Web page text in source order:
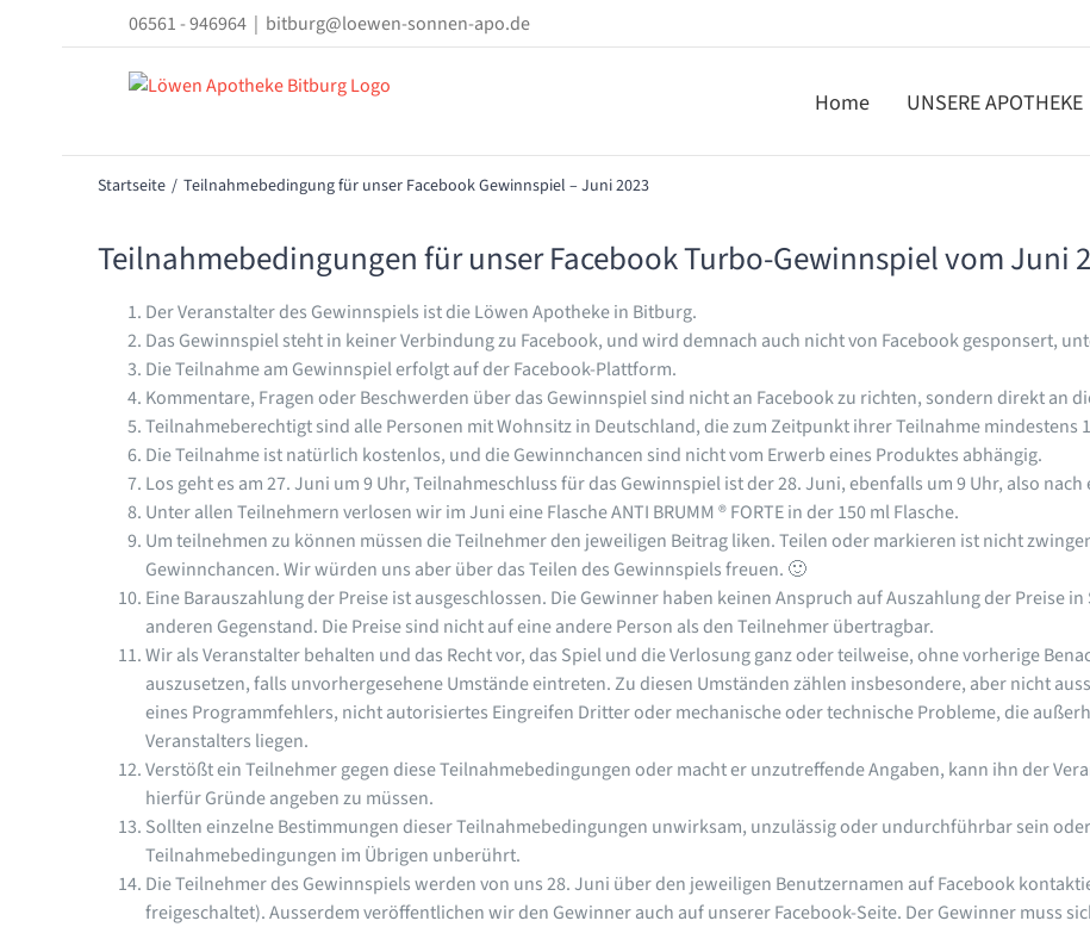
06561 - 946964 | bitburg@loewen-sonnen-apo.de
Home UNSERE APOTHEKE
Startseite Teilnahmebedingung für unser Facebook Gewinnspiel – Juni 2023
Teilnahmebedingungen für unser Facebook Turbo-Gewinnspiel vom Juni
Der Veranstalter des Gewinnspiels ist die Löwen Apotheke in Bitburg.
Das Gewinnspiel steht in keiner Verbindung zu Facebook, und wird demnach auch nicht von Facebook gesponsert,
Die Teilnahme am Gewinnspiel erfolgt auf der Facebook-Plattform.
Kommentare, Fragen oder Beschwerden über das Gewinnspiel sind nicht an Facebook zu richten, sondern direkt an
Teilnahmeberechtigt sind alle Personen mit Wohnsitz in Deutschland, die zum Zeitpunkt ihrer Teilnahme mindestens
Die Teilnahme ist natürlich kostenlos, und die Gewinnchancen sind nicht vom Erwerb eines Produktes abhängig.
Los geht es am 27. Juni um 9 Uhr, Teilnahmeschluss für das Gewinnspiel ist der 28. Juni, ebenfalls um 9 Uhr, also nach
Unter allen Teilnehmern verlosen wir im Juni eine Flasche ANTI BRUMM ® FORTE in der 150 ml Flasche.
Um teilnehmen zu können müssen die Teilnehmer den jeweiligen Beitrag liken. Teilen oder markieren ist nicht
Gewinnchancen. Wir würden uns aber über das Teilen des Gewinnspiels freuen. 🙂
Eine Barauszahlung der Preise ist ausgeschlossen. Die Gewinner haben keinen Anspruch auf Auszahlung der Preise
anderen Gegenstand. Die Preise sind nicht auf eine andere Person als den Teilnehmer übertragbar.
Wir als Veranstalter behalten und das Recht vor, das Spiel und die Verlosung ganz oder teilweise, ohne vorherige
auszusetzen, falls unvorhergesehene Umstände eintreten. Zu diesen Umständen zählen insbesondere, aber nicht
eines Programmfehlers, nicht autorisiertes Eingreifen Dritter oder mechanische oder technische Probleme, die
Veranstalters liegen.
Verstößt ein Teilnehmer gegen diese Teilnahmebedingungen oder macht er unzutreffende Angaben, kann ihn der
hierfür Gründe angeben zu müssen.
Sollten einzelne Bestimmungen dieser Teilnahmebedingungen unwirksam, unzulässig oder undurchführbar sein
Teilnahmebedingungen im Übrigen unberührt.
Die Teilnehmer des Gewinnspiels werden von uns 28. Juni über den jeweiligen Benutzernamen auf Facebook
freigeschaltet). Ausserdem veröffentlichen wir den Gewinner auch auf unserer Facebook-Seite. Der Gewinner muss